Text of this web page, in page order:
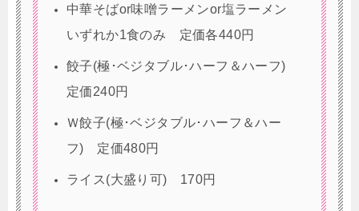
中華そばor味噌ラーメンor塩ラーメン
いずれか1食のみ 定価各440円
餃子(極･ベジタブル･ハーフ＆ハーフ)
定価240円
Ｗ餃子(極･ベジタブル･ハーフ＆ハー
フ) 定価480円
ライス(大盛り可) 170円